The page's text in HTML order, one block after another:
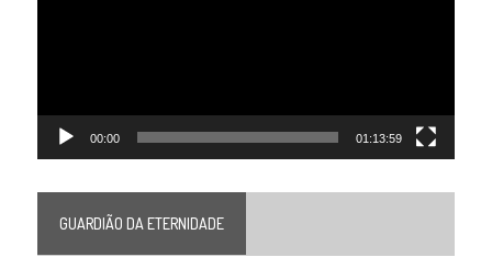
00:00 01:13:59
GUARDIÃO DA ETERNIDADE